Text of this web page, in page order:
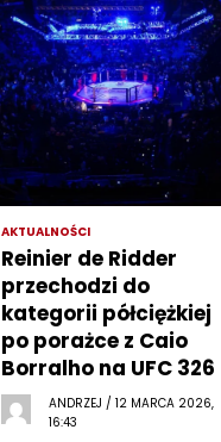
AKTUALNOŚCI
Reinier de Ridder
przechodzi do
kategorii półciężkiej
po porażce z Caio
Borralho na UFC 326
ANDRZEJ / 12 MARCA 2026,
16:43